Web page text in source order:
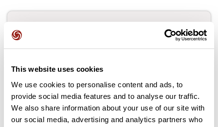
This website uses cookies
We use cookies to personalise content and ads, to
provide social media features and to analyse our traffic.
We also share information about your use of our site with
our social media, advertising and analytics partners who
Ajouter un avis
Cols le long du parcours